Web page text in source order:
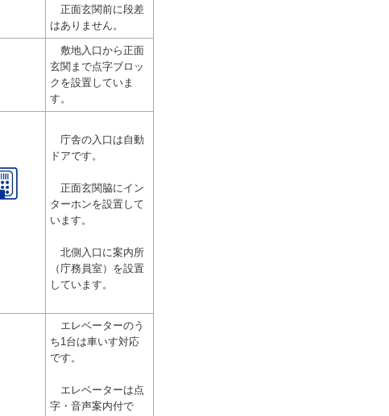
正面玄関前に段差
はありません。
敷地入口から正面
玄関まで点字ブロッ
クを設置していま
す。
庁舎の入口は自動
ドアです。
正面玄関脇にイン
ターホンを設置して
います。
北側入口に案内所
（庁務員室）を設置
しています。
エレベーターのう
ち1台は車いす対応
です。
エレベーターは点
字・音声案内付で